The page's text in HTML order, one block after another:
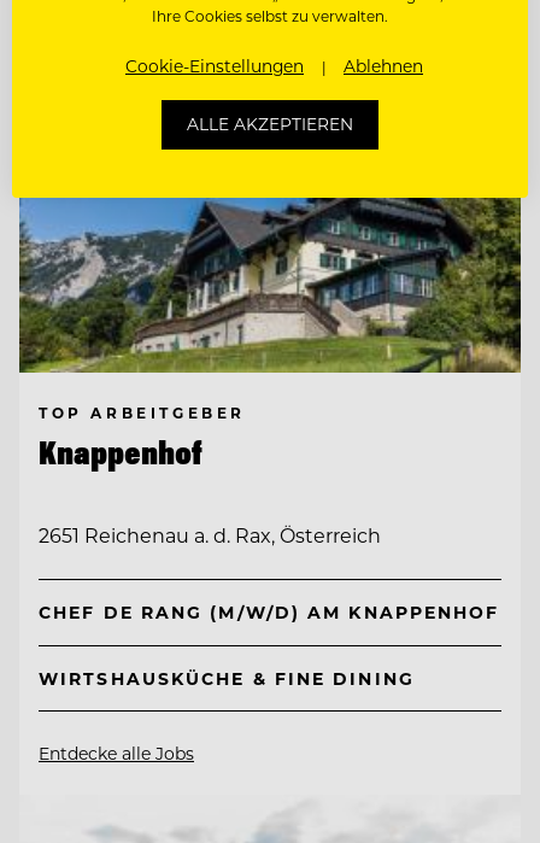
TOP ARBEITGEBER
Knappenhof
2651 Reichenau a. d. Rax, Österreich
CHEF DE RANG (M/W/D) AM KNAPPENHOF
WIRTSHAUSKÜCHE & FINE DINING
Entdecke alle Jobs
Ihre Cookies selbst zu verwalten.
Cookie-Einstellungen Ablehnen
ALLE AKZEPTIEREN